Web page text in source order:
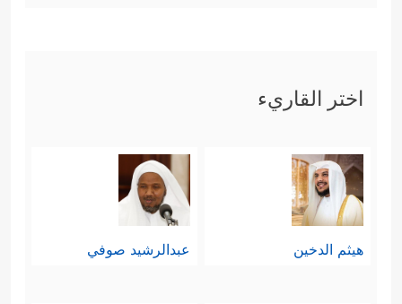
اختر القاريء
هيثم الدخين عبدالرشيد صوفي